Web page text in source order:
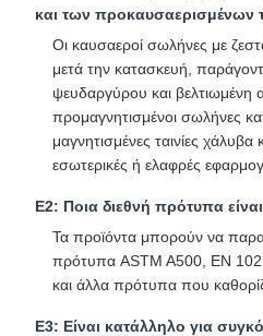
και των
Οι καυσαεροί σωλήνες με
μετά την κατασκευή,
ψευδαργύρου και βελτιωμένη
προμαγνητισμένοι σωλήνες
μαγνητισμένες ταινίες
εσωτερικές ή ελαφρές
Ε2: Ποια διεθνή πρότυπα
Τα προϊόντα μπορούν να
πρότυπα ASTM A500, EN
και άλλα πρότυπα που
Ε3: Είναι κατάλληλο για